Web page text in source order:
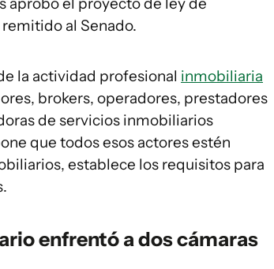
remitido al Senado.
la actividad profesional inmobiliaria
brokers, operadores, prestadores
de servicios inmobiliarios
que todos esos actores estén
establece los requisitos para
enfrentó a dos cámaras